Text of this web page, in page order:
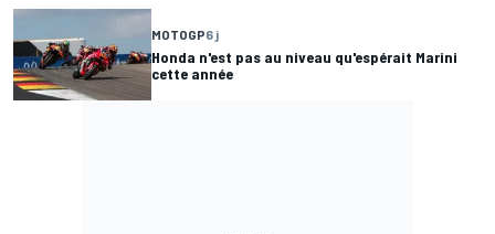
MOTOGP6 j
Honda n'est pas au niveau qu'espérait Marini
cette année